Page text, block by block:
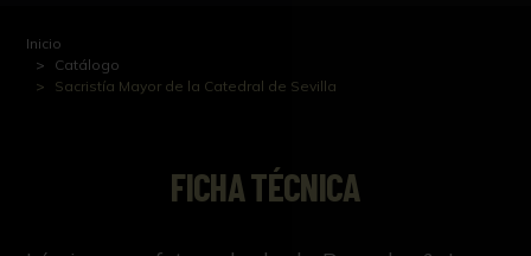
Inicio
Catálogo
Sacristía Mayor de la Catedral de Sevilla
FICHA TÉCNICA